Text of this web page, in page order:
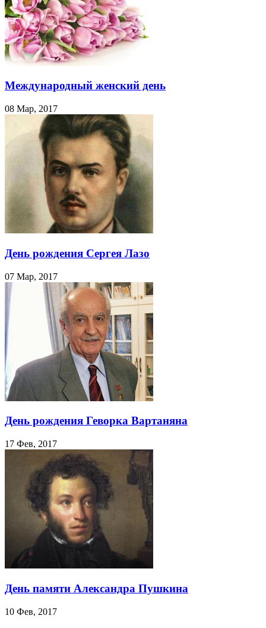
Международный женский день
08 Мар, 2017
День рождения Сергея Лазо
07 Мар, 2017
День рождения Геворка Вартаняна
17 Фев, 2017
День памяти Александра Пушкина
10 Фев, 2017